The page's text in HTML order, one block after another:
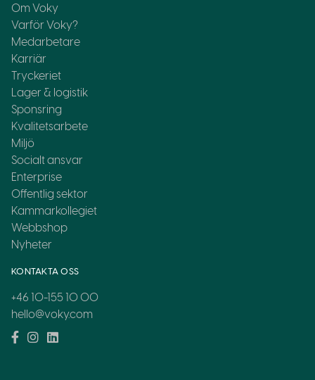
Om Voky
Varför Voky?
Medarbetare
Karriär
Tryckeriet
Lager & logistik
Sponsring
Kvalitetsarbete
Miljö
Socialt ansvar
Enterprise
Offentlig sektor
Kammarkollegiet
Webbshop
Nyheter
KONTAKTA OSS
+46 10-155 10 00
hello@voky.com